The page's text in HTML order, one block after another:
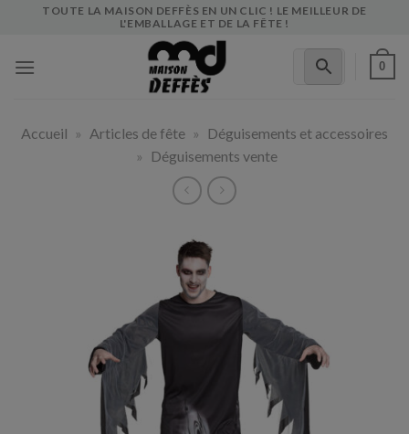
TOUTE LA MAISON DEFFÈS EN UN CLIC ! LE MEILLEUR DE
L'EMBALLAGE ET DE LA FÊTE !
0
Accueil » Articles de fête »
Déguisements et accessoires
»
Déguisements vente